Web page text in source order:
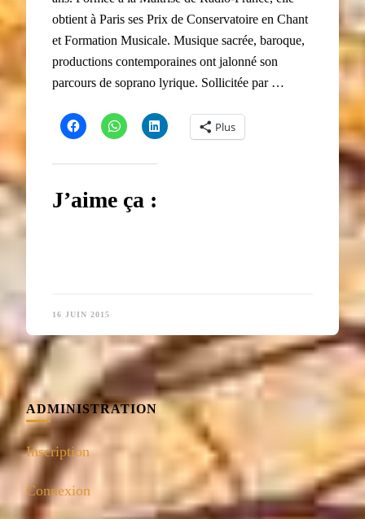
obtient à Paris ses Prix de Conservatoire en Chant
et Formation Musicale. Musique sacrée, baroque,
productions contemporaines ont jalonné son
parcours de soprano lyrique. Sollicitée par …
Plus
J’aime ça :
16 JUIN 2015
ADMINISTRATION
Inscription
Connexion